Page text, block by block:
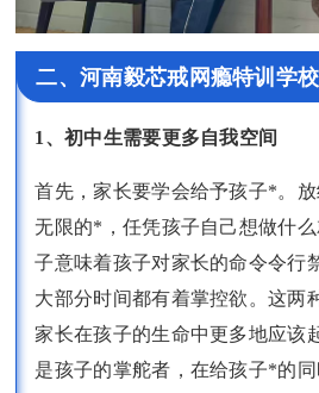
二、河南毅芯戒网瘾特训学
1、初中生需要更多自我空间
首先，家长要学会给予孩子*。
无限的*，任凭孩子自己想做什
子意味着孩子对家长的命令令行
大部分时间都有着掌控欲。这两
家长在孩子的生命中更多地应该
是孩子的掌舵者，在给孩子*的